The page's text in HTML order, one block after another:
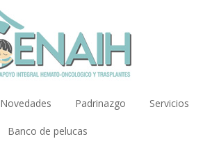
Novedades Padrinazgo Servicios
Banco de pelucas